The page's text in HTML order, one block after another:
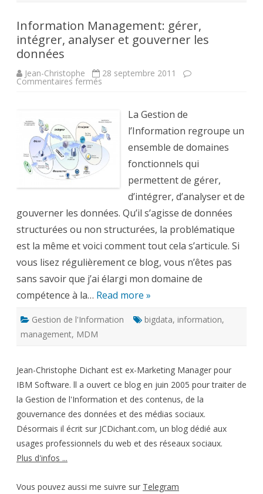
Information Management: gérer,
intégrer, analyser et gouverner les
données
Jean-Christophe 28 septembre 2011
Commentaires fermés
intégrer,
analyser
et
gouverner
les
données
La Gestion de
l’Information regroupe un
ensemble de domaines
fonctionnels qui
permettent de gérer,
d’intégrer, d’analyser et de
gouverner les données. Qu’il s’agisse de données
structurées ou non structurées, la problématique
est la même et voici comment tout cela s’articule. Si
vous lisez régulièrement ce blog, vous n’êtes pas
sans savoir que j’ai élargi mon domaine de
compétence à la… Read more »
Gestion de l'Information bigdata, information,
management, MDM
Jean-Christophe Dichant est ex-Marketing Manager pour
IBM Software. ll a ouvert ce blog en juin 2005 pour traiter de
la Gestion de l'Information et des contenus, de la
gouvernance des données et des médias sociaux.
Désormais il écrit sur JCDichant.com, un blog dédié aux
usages professionnels du web et des réseaux sociaux.
Plus d'infos ...
Vous pouvez aussi me suivre sur Telegram